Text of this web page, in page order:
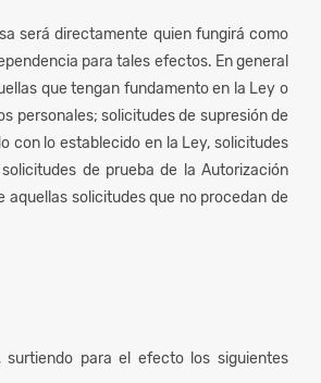
será directamente quien fungirá como
para tales efectos. En general
que tengan fundamento en la Ley o
personales; solicitudes de supresión de
con lo establecido en la Ley, solicitudes
de prueba de la Autorización
aquellas solicitudes que no procedan de
para el efecto los siguientes